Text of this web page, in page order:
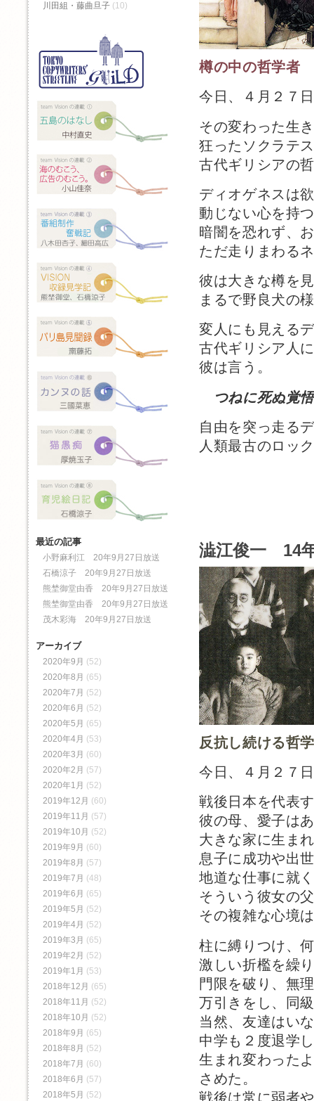
樽の中の哲学者
今日、４月２７
その変わった生
狂ったソクラテ
古代ギリシアの
ディオゲネスは
動じない心を持
暗闇を恐れず、
ただ走りまわる
彼は大きな樽を
まるで野良犬の
変人にも見える
古代ギリシア人
彼は言う。
つねに死ぬ覚
自由を突っ走る
人類最古のロッ
澁江俊一 14
反抗し続ける哲
今日、４月２７
戦後日本を代表
彼の母、愛子は
大きな家に生ま
息子に成功や出
地道な仕事に就
そういう彼女の
その複雑な心境
柱に縛りつけ、
激しい折檻を繰
門限を破り、無
万引きをし、同
当然、友達はい
中学も２度退学
生まれ変わった
さめた。
戦後は常に弱者
川田組・藤曲旦子 (10)
最近の記事
小野麻利江 20年9月27日放送
石橋涼子 20年9月27日放送
熊埜御堂由香 20年9月27日放送
熊埜御堂由香 20年9月27日放送
茂木彩海 20年9月27日放送
アーカイブ
2020年9月 (52)
2020年8月 (65)
2020年7月 (52)
2020年6月 (52)
2020年5月 (65)
2020年4月 (53)
2020年3月 (60)
2020年2月 (57)
2020年1月 (52)
2019年12月 (60)
2019年11月 (57)
2019年10月 (52)
2019年9月 (60)
2019年8月 (57)
2019年7月 (48)
2019年6月 (65)
2019年5月 (52)
2019年4月 (52)
2019年3月 (65)
2019年2月 (52)
2019年1月 (53)
2018年12月 (65)
2018年11月 (52)
2018年10月 (52)
2018年9月 (65)
2018年8月 (52)
2018年7月 (60)
2018年6月 (57)
2018年5月 (52)